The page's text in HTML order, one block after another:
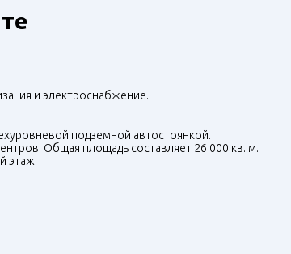
и электроснабжение.
подземной автостоянкой.
Общая площадь составляет 26 000 кв. м.
этаж.